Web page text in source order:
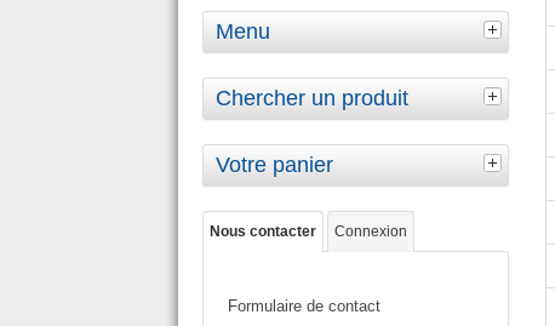
Menu
Chercher un produit
Votre panier
Nous contacter Connexion
Formulaire de contact